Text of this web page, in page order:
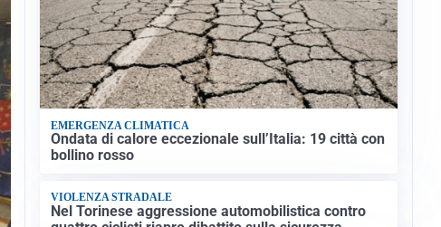
EMERGENZA CLIMATICA
Ondata di calore eccezionale sull’Italia: 19 città con
bollino rosso
VIOLENZA STRADALE
Nel Torinese aggressione automobilistica contro